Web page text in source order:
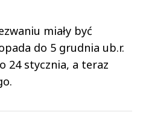
miały być
do 5 grudnia ub.r.
24 stycznia, a teraz